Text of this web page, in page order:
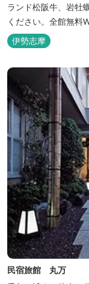
ランド松阪牛、岩牡
ください。全館無料
風呂も人気♪相差町
り！伊勢神宮・おか
鳥ヶ浜は当館の目の
ない場所だからこそ
伊勢志摩
民宿旅館 丸万